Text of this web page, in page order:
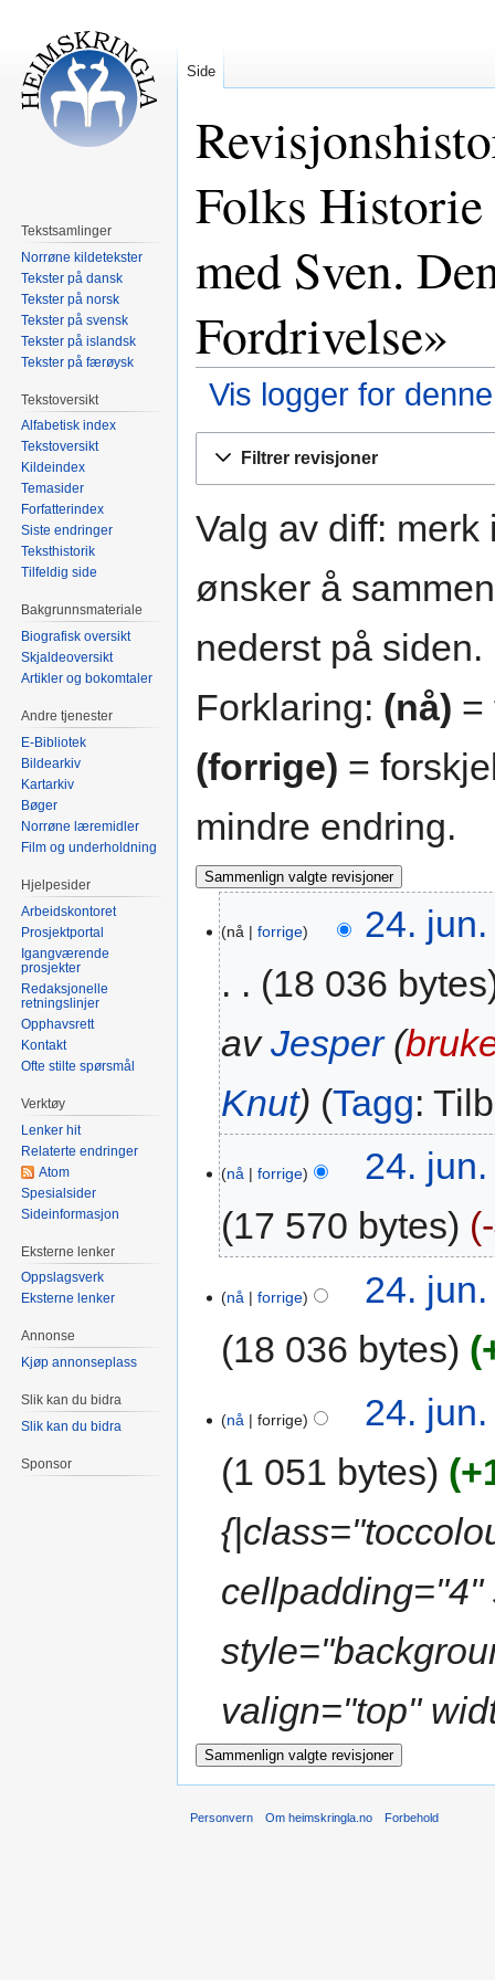
Folks Historie
med Sven.
Fordrivelse»
Vis logger for
Filtrer revisjoner
Valg av diff:
ønsker å
nederst på siden.
Forklaring: (nå) =
(forrige) =
mindre endring.
nå forrige
24.
18 036 bytes
avJesper(
Knut
Tagg:
nå forrige
24.
17 570 bytes
nå forrige
24.
18 036 bytes
nå forrige
24.
1 051 bytes
valign="top"
Side
Tekstsamlinger
Norrøne kildetekster
Tekster på dansk
Tekster på norsk
Tekster på svensk
Tekster på islandsk
Tekster på færøysk
Tekstoversikt
Alfabetisk index
Tekstoversikt
Kildeindex
Temasider
Forfatterindex
Siste endringer
Teksthistorik
Tilfeldig side
Bakgrunnsmateriale
Biografisk oversikt
Skjaldeoversikt
Artikler og bokomtaler
Andre tjenester
E-Bibliotek
Bildearkiv
Kartarkiv
Bøger
Norrøne læremidler
Film og underholdning
Hjelpesider
Arbeidskontoret
Prosjektportal
Igangværende
prosjekter
Redaksjonelle
retningslinjer
Opphavsrett
Kontakt
Ofte stilte spørsmål
Verktøy
Lenker hit
Relaterte endringer
Atom
Spesialsider
Sideinformasjon
Eksterne lenker
Oppslagsverk
Eksterne lenker
Annonse
Kjøp annonseplass
Slik kan du bidra
Slik kan du bidra
Sponsor
Personvern Om heimskringla.no Forbehold